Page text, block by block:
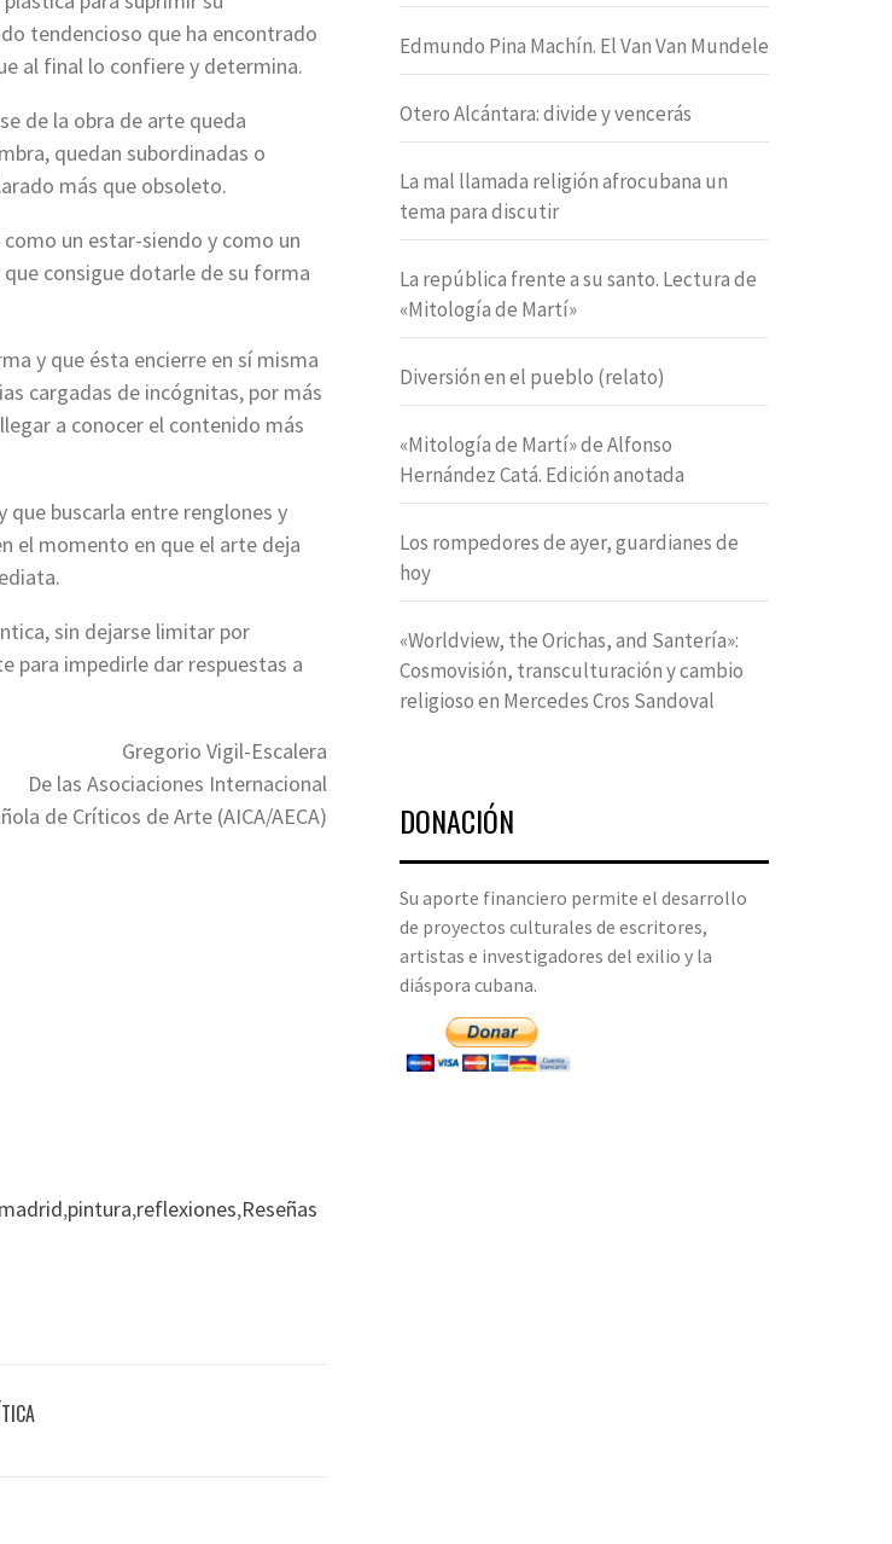
tendencioso que ha encontrado
al final lo confiere y determina.
de la obra de arte queda
quedan subordinadas o
más que obsoleto.
un estar-siendo y como un
consigue dotarle de su forma
y que ésta encierre en sí misma
cargadas de incógnitas, por más
a conocer el contenido más
que buscarla entre renglones y
el momento en que el arte deja
sin dejarse limitar por
para impedirle dar respuestas a
Gregorio Vigil-Escalera
De las Asociaciones Internacional
de Críticos de Arte (AICA/AECA)
madrid,pintura,reflexiones,Reseñas
Edmundo Pina Machín. El Van Van Mundele
Otero Alcántara: divide y vencerás
La mal llamada religión afrocubana un
tema para discutir
La república frente a su santo. Lectura de
«Mitología de Martí»
Diversión en el pueblo (relato)
«Mitología de Martí» de Alfonso
Hernández Catá. Edición anotada
Los rompedores de ayer, guardianes de
hoy
«Worldview, the Orichas, and Santería»:
Cosmovisión, transculturación y cambio
religioso en Mercedes Cros Sandoval
DONACIÓN
Su aporte financiero permite el desarrollo
de proyectos culturales de escritores,
artistas e investigadores del exilio y la
diáspora cubana.